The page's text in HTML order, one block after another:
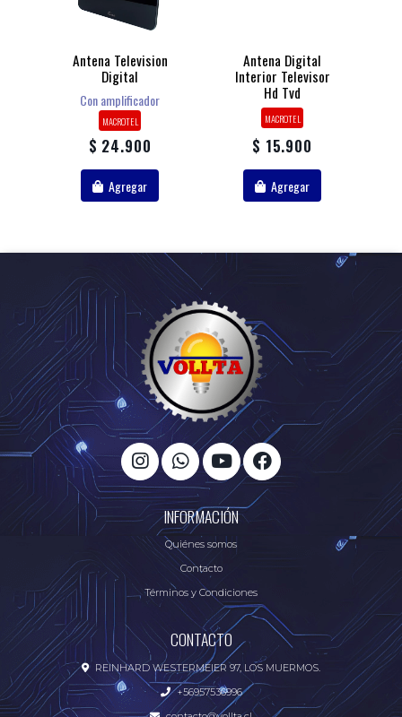
Antena Television
Digital
Con amplificador
MACROTEL
$ 24.900
Agregar
Antena Digital
Interior Televisor
Hd Tvd
MACROTEL
$ 15.900
Agregar
INFORMACIÓN
Quiénes somos
Contacto
Términos y Condiciones
CONTACTO
REINHARD WESTERMEIER 97, LOS MUERMOS.
+56957536996